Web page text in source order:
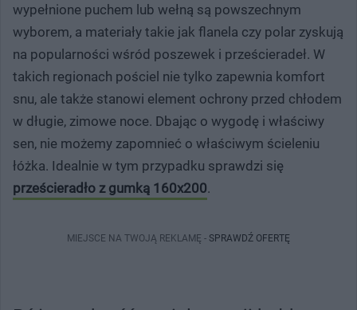
wypełnione puchem lub wełną są powszechnym
wyborem, a materiały takie jak flanela czy polar zyskują
na popularności wśród poszewek i prześcieradeł. W
takich regionach pościel nie tylko zapewnia komfort
snu, ale także stanowi element ochrony przed chłodem
w długie, zimowe noce. Dbając o wygodę i właściwy
sen, nie możemy zapomnieć o właściwym ścieleniu
łóżka. Idealnie w tym przypadku sprawdzi się
prześcieradło z gumką 160x200.
MIEJSCE NA TWOJĄ REKLAMĘ - SPRAWDŹ OFERTĘ